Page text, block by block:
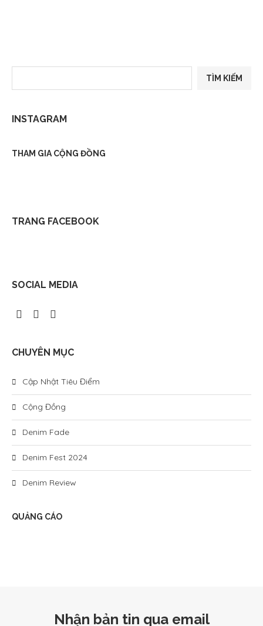
TÌM KIẾM
INSTAGRAM
THAM GIA CỘNG ĐỒNG
TRANG FACEBOOK
SOCIAL MEDIA
CHUYÊN MỤC
Cập Nhật Tiêu Điểm
Cộng Đồng
Denim Fade
Denim Fest 2024
Denim Review
QUẢNG CÁO
Nhận bản tin qua email